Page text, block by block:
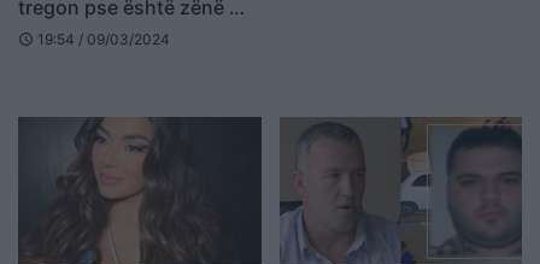
tregon pse është zënë me
Elvanën dhe Ermal
schedule 19:54 / 09/03/2024